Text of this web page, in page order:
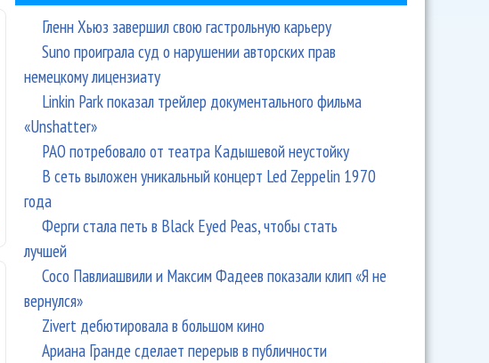
о «Оберманекен» выпустил «Диско Иллюминатов»
Гленн Хьюз завершил свою гастрольную карьеру
Suno проиграла суд о нарушении авторских прав
немецкому лицензиату
Linkin Park показал трейлер документального фильма
«Unshatter»
РАО потребовало от театра Кадышевой неустойку
В сеть выложен уникальный концерт Led Zeppelin 1970
года
Ферги стала петь в Black Eyed Peas, чтобы стать
лучшей
Сосо Павлиашвили и Максим Фадеев показали клип «Я не
вернулся»
Zivert дебютировала в большом кино
Ариана Гранде сделает перерыв в публичности